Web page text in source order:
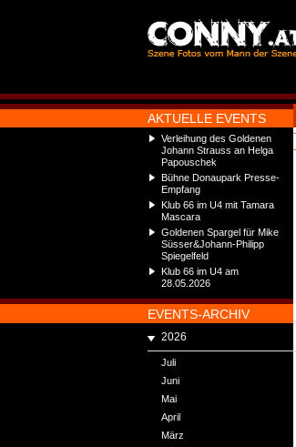
AKTUELLE EVENTS
Verleihung des Goldenen
Johann Strauss an Helga
Papouschek
Bühne Donaupark Presse-
Empfang
Klub 66 im U4 mit Tamara
Mascara
Goldenen Spargel für Mike
Süsser&Johann-Philipp
Spiegelfeld
Klub 66 im U4 am
28.05.2026
EVENTS-ARCHIV
2026
Juli
Juni
Mai
April
März